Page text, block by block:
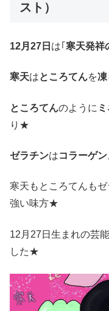
スト）
12月27日 は｢ 寒天発祥
寒天はところてんを凍
ところてんのように
り★
ゼラチンはコラーゲン
寒天もところてんも
強い味方★
12月27日生まれの芸能
した★